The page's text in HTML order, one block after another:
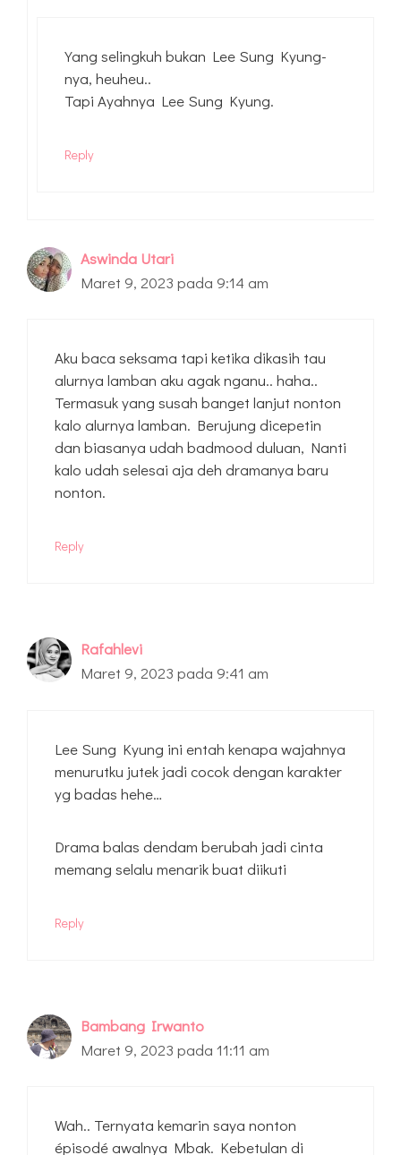
Yang selingkuh bukan Lee Sung Kyung-
nya, heuheu..
Tapi Ayahnya Lee Sung Kyung.
Reply
Aswinda Utari
Maret 9, 2023 pada 9:14 am
Aku baca seksama tapi ketika dikasih tau
alurnya lamban aku agak nganu.. haha..
Termasuk yang susah banget lanjut nonton
kalo alurnya lamban. Berujung dicepetin
dan biasanya udah badmood duluan, Nanti
kalo udah selesai aja deh dramanya baru
nonton.
Reply
Rafahlevi
Maret 9, 2023 pada 9:41 am
Lee Sung Kyung ini entah kenapa wajahnya
menurutku jutek jadi cocok dengan karakter
yg badas hehe…
Drama balas dendam berubah jadi cinta
memang selalu menarik buat diikuti
Reply
Bambang Irwanto
Maret 9, 2023 pada 11:11 am
Wah.. Ternyata kemarin saya nonton
épisodé awalnya Mbak. Kebetulan di